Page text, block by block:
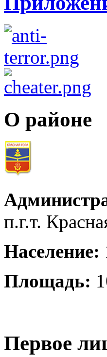
О районе
п.г.т.
Население:
Площадь:
Первое